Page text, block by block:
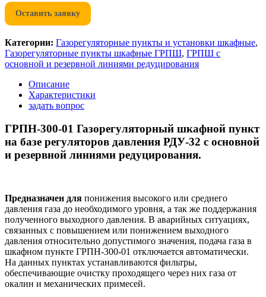
Оставить заявку
Категории: Газорегуляторные пункты и установки шкафные,
Газорегуляторные пункты шкафные ГРПШ, ГРПШ с
основной и резервной линиями редуцирования
Описание
Характеристики
задать вопрос
ГРПН-300-01 Газорегуляторный шкафной пункт
на базе регуляторов давления РДУ-32 с основной
и резервной линиями редуцирования.
Предназначен для понижения высокого или среднего
давления газа до необходимого уровня, а так же поддержания
полученного выходного давления. В аварийных ситуациях,
связанных с повышением или понижением выходного
давления относительно допустимого значения, подача газа в
шкафном пункте ГРПН-300-01 отключается автоматически.
На данных пунктах устанавливаются фильтры,
обеспечивающие очистку проходящего через них газа от
окалин и механических примесей.